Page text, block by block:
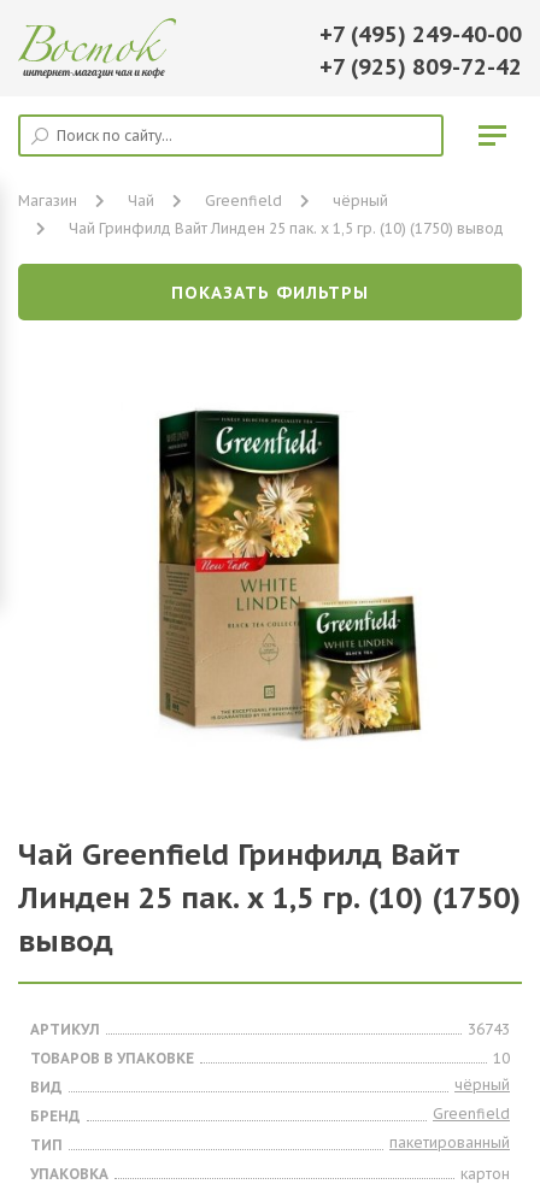
+7 (495) 249-40-00
+7 (925) 809-72-42
Магазин Чай Greenfield
чёрный
Чай Гринфилд Вайт Линден 25 пак. х 1,5 гр. (10) (1750) вывод
ПОКАЗАТЬ ФИЛЬТРЫ
Чай Greenfield Гринфилд Вайт
Линден 25 пак. х 1,5 гр. (10) (1750)
вывод
АРТИКУЛ
36743
ТОВАРОВ В УПАКОВКЕ
10
ВИД
чёрный
БРЕНД
Greenfield
ТИП
пакетированный
УПАКОВКА
картон